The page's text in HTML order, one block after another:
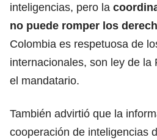
inteligencias, pero la
no puede romper los
Colombia es respetuosa de
internacionales, son ley de la
el mandatario.
También advirtió que la
cooperación de inteligencias